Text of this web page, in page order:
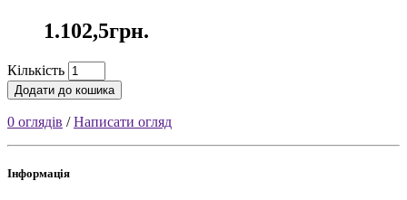
1.102,5грн.
Кількість
Додати до кошика
0 оглядів /Написати огляд
Інформація